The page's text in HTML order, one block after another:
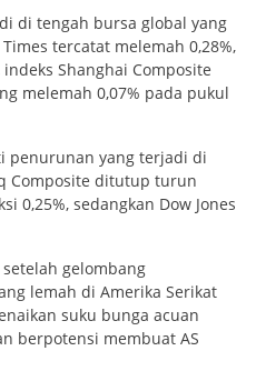
di tengah bursa global yang
tercatat melemah 0,28%,
Shanghai Composite
melemah 0,07% pada pukul
penurunan yang terjadi di
Composite ditutup turun
0,25%, sedangkan Dow Jones
gelombang
lemah di Amerika Serikat
suku bunga acuan
berpotensi membuat AS